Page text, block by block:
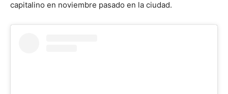
capitalino en noviembre pasado en la ciudad.